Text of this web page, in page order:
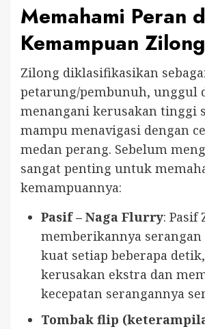
Memahami Peran
Kemampuan Zilong
Zilong diklasifikasikan
petarung/pembunuh, unggul
menangani kerusakan tinggi
mampu menavigasi dengan
medan perang. Sebelum
sangat penting untuk
kemampuannya:
Pasif – Naga Flurry: Pasif
memberikannya serangan
kuat setiap beberapa
kerusakan ekstra dan
kecepatan serangannya
Tombak flip